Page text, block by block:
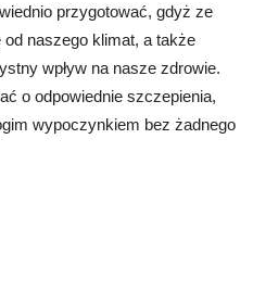
przygotować, gdyż ze
naszego klimat, a także
wpływ na nasze zdrowie.
o odpowiednie szczepienia,
wypoczynkiem bez żadnego